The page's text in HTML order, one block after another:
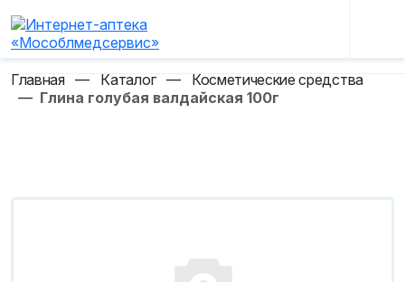
Главная — Каталог — Косметические средства
— Глина голубая валдайская 100г